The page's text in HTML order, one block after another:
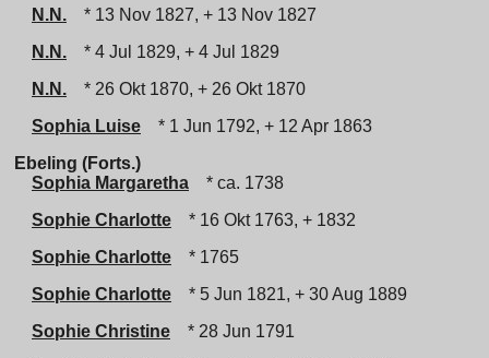
N.N.
* 13 Nov 1827, + 13 Nov 1827
N.N.
* 4 Jul 1829, + 4 Jul 1829
N.N.
* 26 Okt 1870, + 26 Okt 1870
Sophia Luise
* 1 Jun 1792, + 12 Apr 1863
Ebeling (Forts.)
Sophia Margaretha
* ca. 1738
Sophie Charlotte
* 16 Okt 1763, + 1832
Sophie Charlotte
* 1765
Sophie Charlotte
* 5 Jun 1821, + 30 Aug 1889
Sophie Christine
* 28 Jun 1791